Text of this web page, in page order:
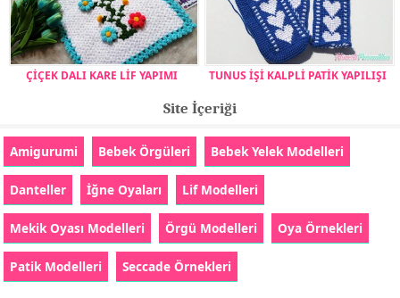
ÇİÇEK DALI KARE LİF YAPIMI TUNUS İŞİ KALPLİ PATİK YAPILIŞI
Site İçeriği
Amigurumi Bebek Örgüleri Bebek Yelek Modelleri
Danteller İğne Oyaları Lif Modelleri
Mekik Oyası Modelleri Örgü Modelleri Oya Örnekleri
Patik Modelleri Seccade Örnekleri